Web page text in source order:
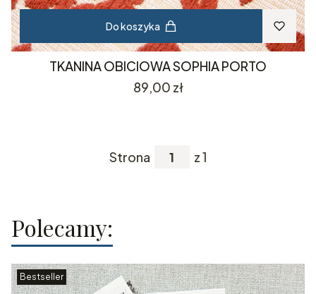
Do koszyka
TKANINA OBICIOWA SOPHIA PORTO
Cena
89,00 zł
Strona z 1
Polecamy:
Bestseller